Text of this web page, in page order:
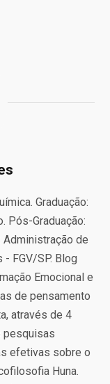
Graduação:
Pós-Graduação:
Administração de
FGV/SP. Blog
Emocional e
de pensamento
através de 4
pesquisas
efetivas sobre o
Huna.